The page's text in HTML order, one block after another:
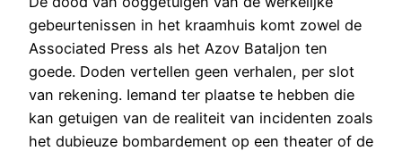
gebeurtenissen in het kraamhuis komt zowel de
Associated Press als het Azov Bataljon ten
goede. Doden vertellen geen verhalen, per slot
van rekening. Iemand ter plaatse te hebben die
kan getuigen van de realiteit van incidenten zoals
het dubieuze bombardement op een theater of de